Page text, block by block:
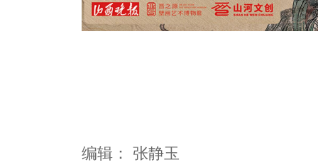
编辑： 张静玉